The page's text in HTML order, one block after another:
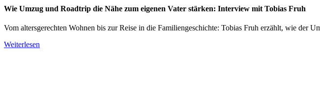
Wie Umzug und Roadtrip die Nähe zum eigenen Vater stärken: Interview mit Tobias Fruh
Vom altersgerechten Wohnen bis zur Reise in die Familiengeschichte: Tobias Fruh erzählt, wie der
Weiterlesen